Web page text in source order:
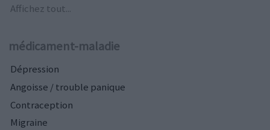
Affichez tout...
médicament-maladie
Dépression
Angoisse / trouble panique
Contraception
Migraine